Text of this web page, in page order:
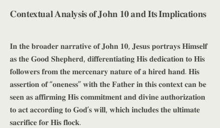
𝐂𝐨𝐧𝐭𝐞𝐱𝐭𝐮𝐚𝐥 𝐀𝐧𝐚𝐥𝐲𝐬𝐢𝐬 𝐨𝐟 𝐉𝐨𝐡𝐧 𝟏𝟎 𝐚𝐧𝐝 𝐈𝐭𝐬 𝐈𝐦𝐩𝐥𝐢𝐜𝐚𝐭𝐢𝐨𝐧𝐬
𝐈𝐧 𝐭𝐡𝐞 𝐛𝐫𝐨𝐚𝐝𝐞𝐫 𝐧𝐚𝐫𝐫𝐚𝐭𝐢𝐯𝐞 𝐨𝐟 𝐉𝐨𝐡𝐧 𝟏𝟎, 𝐉𝐞𝐬𝐮𝐬 𝐩𝐨𝐫𝐭𝐫𝐚𝐲𝐬 𝐇𝐢𝐦𝐬𝐞𝐥𝐟
𝐚𝐬 𝐭𝐡𝐞 𝐆𝐨𝐨𝐝 𝐒𝐡𝐞𝐩𝐡𝐞𝐫𝐝, 𝐝𝐢𝐟𝐟𝐞𝐫𝐞𝐧𝐭𝐢𝐚𝐭𝐢𝐧𝐠 𝐇𝐢𝐬 𝐝𝐞𝐝𝐢𝐜𝐚𝐭𝐢𝐨𝐧 𝐭𝐨 𝐇𝐢𝐬
𝐟𝐨𝐥𝐥𝐨𝐰𝐞𝐫𝐬 𝐟𝐫𝐨𝐦 𝐭𝐡𝐞 𝐦𝐞𝐫𝐜𝐞𝐧𝐚𝐫𝐲 𝐧𝐚𝐭𝐮𝐫𝐞 𝐨𝐟 𝐚 𝐡𝐢𝐫𝐞𝐝 𝐡𝐚𝐧𝐝. 𝐇𝐢𝐬
𝐚𝐬𝐬𝐞𝐫𝐭𝐢𝐨𝐧 𝐨𝐟 “𝐨𝐧𝐞𝐧𝐞𝐬𝐬” 𝐰𝐢𝐭𝐡 𝐭𝐡𝐞 𝐅𝐚𝐭𝐡𝐞𝐫 𝐢𝐧 𝐭𝐡𝐢𝐬 𝐜𝐨𝐧𝐭𝐞𝐱𝐭 𝐜𝐚𝐧 𝐛𝐞
𝐬𝐞𝐞𝐧 𝐚𝐬 𝐚𝐟𝐟𝐢𝐫𝐦𝐢𝐧𝐠 𝐇𝐢𝐬 𝐜𝐨𝐦𝐦𝐢𝐭𝐦𝐞𝐧𝐭 𝐚𝐧𝐝 𝐝𝐢𝐯𝐢𝐧𝐞 𝐚𝐮𝐭𝐡𝐨𝐫𝐢𝐳𝐚𝐭𝐢𝐨𝐧
𝐭𝐨 𝐚𝐜𝐭 𝐚𝐜𝐜𝐨𝐫𝐝𝐢𝐧𝐠 𝐭𝐨 𝐆𝐨𝐝’𝐬 𝐰𝐢𝐥𝐥, 𝐰𝐡𝐢𝐜𝐡 𝐢𝐧𝐜𝐥𝐮𝐝𝐞𝐬 𝐭𝐡𝐞 𝐮𝐥𝐭𝐢𝐦𝐚𝐭𝐞
𝐬𝐚𝐜𝐫𝐢𝐟𝐢𝐜𝐞 𝐟𝐨𝐫 𝐇𝐢𝐬 𝐟𝐥𝐨𝐜𝐤.